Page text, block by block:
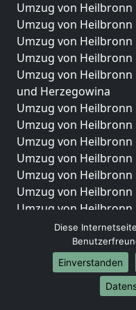
Umzug von Heilbronn
Umzug von
Umzug von Heilbronn
Umzug von
Umzug von Heilbronn
und Herzegowina
Umzug von Heilbronn
Umzug von Heilbronn
Umzug von Heilbronn
Umzug von Heilbronn
Umzug von Heilbronn
Umzug von Heilbronn
Umzug von Heilbronn
Umzug von
Umzug von
Umzug von
Umzug von
Umzug von Heilbronn
Diese
Einverstanden